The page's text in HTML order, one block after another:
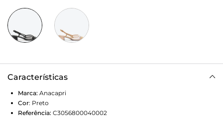
Características
Marca: Anacapri
Cor: Preto
Referência: C3056800040002